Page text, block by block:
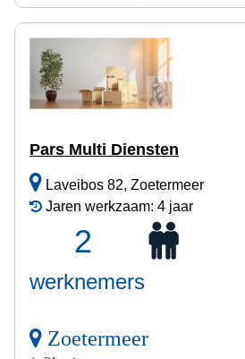
Pars Multi Diensten
Laveibos 82, Zoetermeer
Jaren werkzaam: 4 jaar
2
werknemers
Zoetermeer